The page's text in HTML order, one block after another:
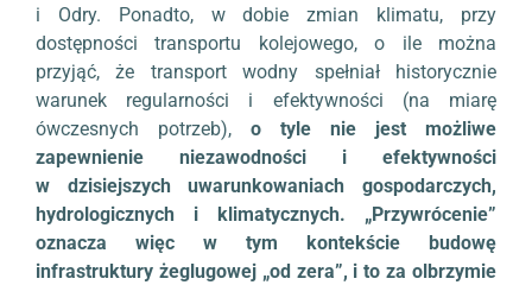
i Odry. Ponadto, w dobie zmian klimatu, przy
dostępności transportu kolejowego, o ile można
przyjąć, że transport wodny spełniał historycznie
warunek regularności i efektywności (na miarę
ówczesnych potrzeb), o tyle nie jest możliwe
zapewnienie niezawodności i efektywności
w dzisiejszych uwarunkowaniach gospodarczych,
hydrologicznych i klimatycznych. „Przywrócenie”
oznacza więc w tym kontekście budowę
infrastruktury żeglugowej „od zera”, i to za olbrzymie